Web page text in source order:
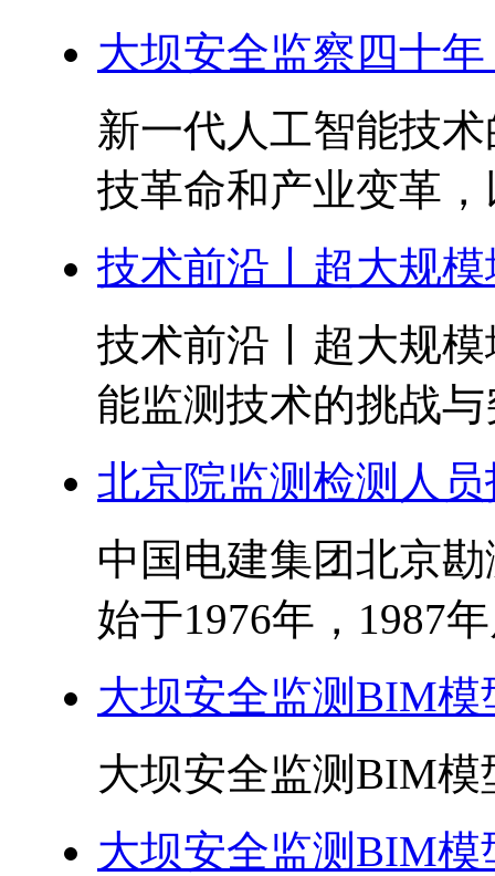
大坝安全监察四十
新一代人工智能技
技革命和产业变革
技术前沿丨超大规
技术前沿丨超大规
能监测技术的挑战
北京院监测检测人
中国电建集团北京
始于1976年，1987
大坝安全监测BIM
大坝安全监测BIM
大坝安全监测BIM